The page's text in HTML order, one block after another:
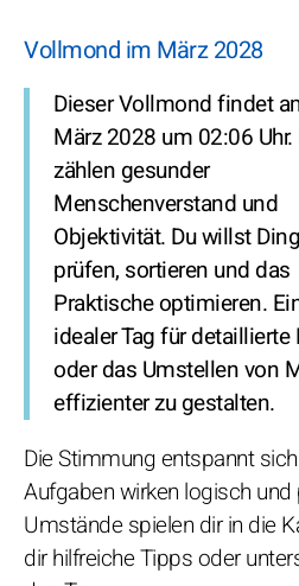
Vollmond im März 2028
Dieser Vollmond findet
März 2028 um 02:06
zählen gesunder
Menschenverstand und
Objektivität. Du willst
prüfen, sortieren und das
Praktische optimieren.
idealer Tag für detaillierte
oder das Umstellen von
effizienter zu gestalten.
Die Stimmung entspannt
Aufgaben wirken logisch und
Umstände spielen dir in die
dir hilfreiche Tipps oder